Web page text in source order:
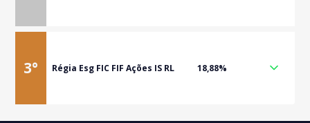
3° Régia Esg FIC FIF Ações IS RL 18,88%